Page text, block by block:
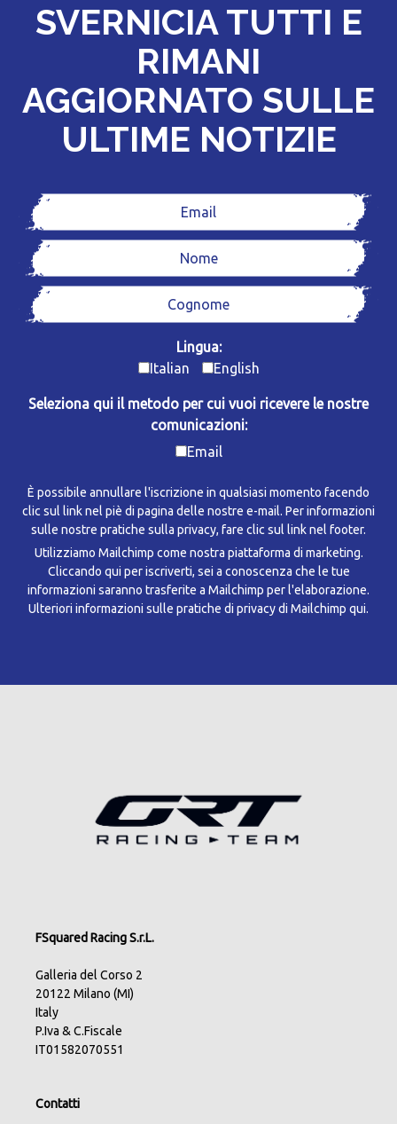
SVERNICIA TUTTI E
RIMANI
AGGIORNATO SULLE
ULTIME NOTIZIE
Lingua:
Italian
English
Seleziona qui il metodo per cui vuoi ricevere le nostre
comunicazioni:
Email
È possibile annullare l'iscrizione in qualsiasi momento facendo
clic sul link nel piè di pagina delle nostre e-mail. Per informazioni
sulle nostre pratiche sulla privacy, fare clic sul link nel footer.
Utilizziamo Mailchimp come nostra piattaforma di marketing.
Cliccando qui per iscriverti, sei a conoscenza che le tue
informazioni saranno trasferite a Mailchimp per l'elaborazione.
Ulteriori informazioni sulle pratiche di privacy di Mailchimp qui.
FSquared Racing S.r.L.
Galleria del Corso 2
20122 Milano (MI)
Italy
P.Iva & C.Fiscale
IT01582070551
Contatti